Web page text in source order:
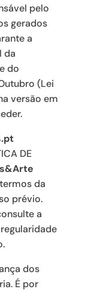
pelo
gerados
a
da
do
(Lei
versão em
DE
da
prévio.
a
dos
É por